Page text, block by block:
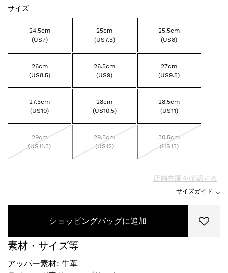
サイズ
24.5cm
(US7)
25cm
(US7.5)
25.5cm
(US8)
26cm
(US8.5)
26.5cm
(US9)
27cm
(US9.5)
27.5cm
(US10)
28cm
(US10.5)
28.5cm
(US11)
29cm
(US11.5)
29.5cm
(US12)
30.5cm
(US13)
店舗在庫を確認する
サイズガイド
ショッピングバッグに追加
素材・サイズ等
アッパー素材: 牛革